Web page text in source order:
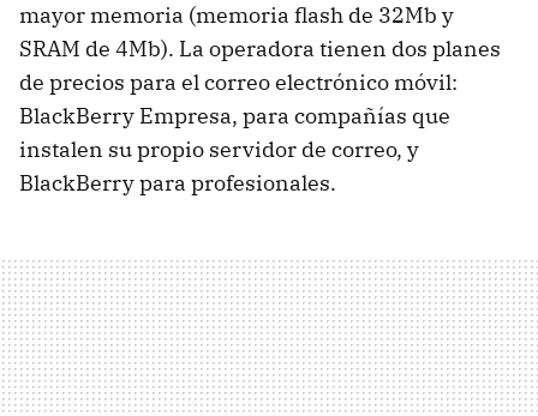
mayor memoria (memoria flash de 32Mb y
SRAM de 4Mb). La operadora tienen dos planes
de precios para el correo electrónico móvil:
BlackBerry Empresa, para compañías que
instalen su propio servidor de correo, y
BlackBerry para profesionales.